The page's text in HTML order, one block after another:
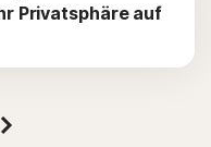
Privatsphäre auf